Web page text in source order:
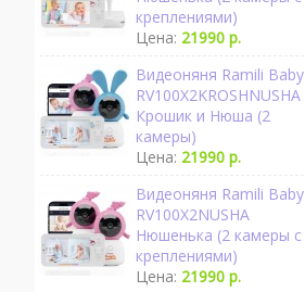
креплениями)
Цена: 21990 р.
Видеоняня Ramili Baby
RV100X2KROSHNUSHA
Крошик и Нюша (2
камеры)
Цена: 21990 р.
Видеоняня Ramili Baby
RV100X2NUSHA
Нюшенька (2 камеры с
креплениями)
Цена: 21990 р.